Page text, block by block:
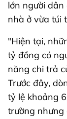
lớn người
nhà ở vừa túi
"Hiện tại,
tỷ đồng có
năng chi trả
Trước đây,
tỷ lệ khoảng
trường nhưng